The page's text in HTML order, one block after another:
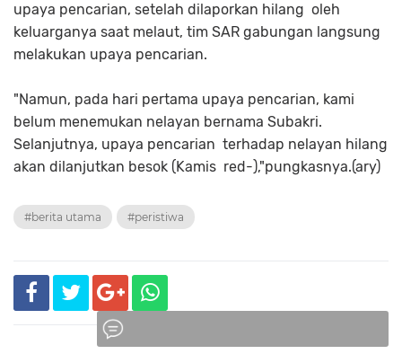
upaya pencarian, setelah dilaporkan hilang oleh
keluarganya saat melaut, tim SAR gabungan langsung
melakukan upaya pencarian.
"Namun, pada hari pertama upaya pencarian, kami
belum menemukan nelayan bernama Subakri.
Selanjutnya, upaya pencarian terhadap nelayan hilang
akan dilanjutkan besok (Kamis red-),"pungkasnya.(ary)
#berita utama #peristiwa